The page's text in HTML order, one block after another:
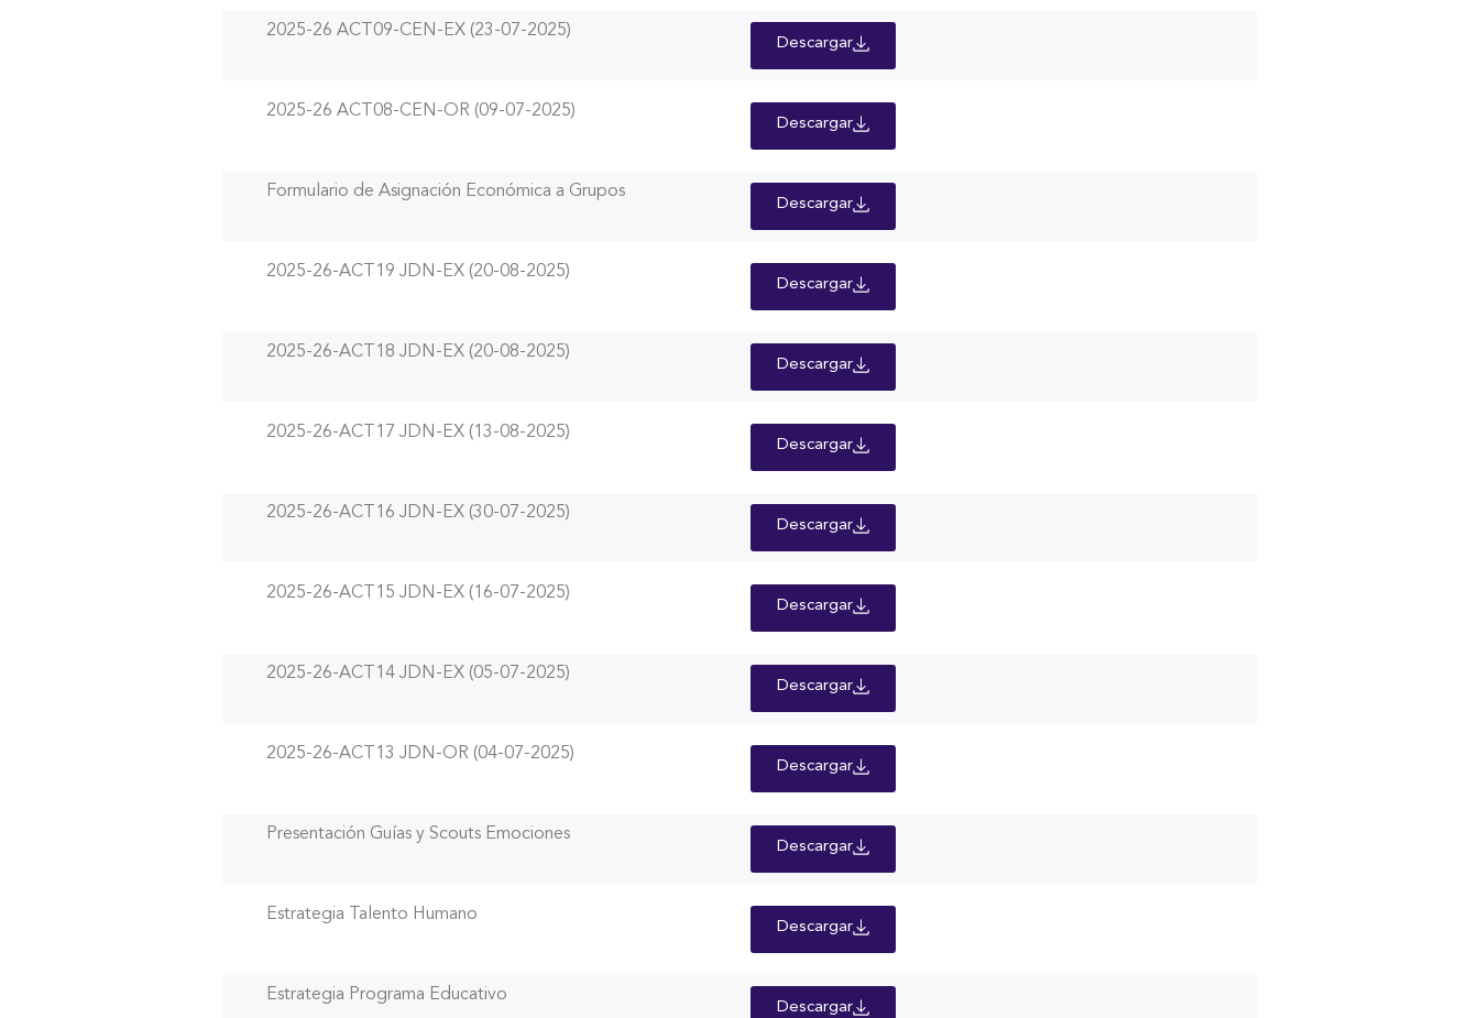
2025-26 ACT09-CEN-EX (23-07-2025)
Descargar
2025-26 ACT08-CEN-OR (09-07-2025)
Descargar
Formulario de Asignación Económica a Grupos
Descargar
2025-26-ACT19 JDN-EX (20-08-2025)
Descargar
2025-26-ACT18 JDN-EX (20-08-2025)
Descargar
2025-26-ACT17 JDN-EX (13-08-2025)
Descargar
2025-26-ACT16 JDN-EX (30-07-2025)
Descargar
2025-26-ACT15 JDN-EX (16-07-2025)
Descargar
2025-26-ACT14 JDN-EX (05-07-2025)
Descargar
2025-26-ACT13 JDN-OR (04-07-2025)
Descargar
Presentación Guías y Scouts Emociones
Descargar
Estrategia Talento Humano
Descargar
Estrategia Programa Educativo
Descargar